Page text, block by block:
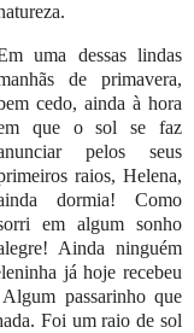
uma dessas lindas
de primavera,
cedo, ainda à hora
que o sol se faz
pelos seus
raios, Helena,
dormia! Como
em algum sonho
Ainda ninguém
já hoje recebeu
passarinho que
Foi um raio de sol